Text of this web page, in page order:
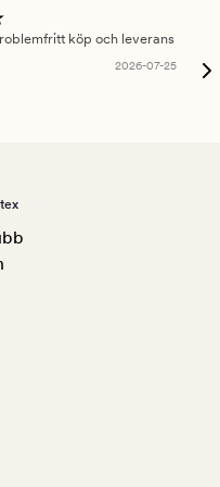
köp och leverans
2026-07-25